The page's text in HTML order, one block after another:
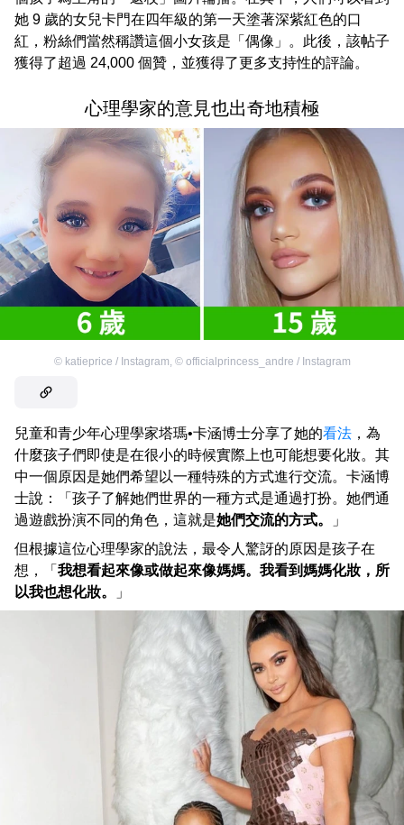
她 9 歲的女兒卡門在四年級的第一天塗著深紫紅色的口
紅，粉絲們當然稱讚這個小女孩是「偶像」。此後，該帖子
獲得了超過 24,000 個贊，並獲得了更多支持性的評論。
心理學家的意見也出奇地積極
© katieprice / Instagram, © officialprincess_andre / Instagram
兒童和青少年心理學家塔瑪•卡涵博士分享了她的看法 ，為
什麼孩子們即使是在很小的時候實際上也可能想要化妝。其
中一個原因是她們希望以一種特殊的方式進行交流。卡涵博
士說：「孩子了解她們世界的一種方式是通過打扮。她們通
過遊戲扮演不同的角色，這就是她們交流的方式。
」
但根據這位心理學家的說法，最令人驚訝的原因是孩子在
想，「 我想看起來像或做起來像媽媽。我看到媽媽化妝，所
以我也想化妝。
」